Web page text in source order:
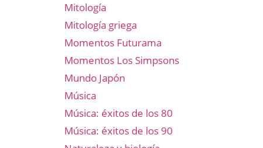
Mitología
Mitología griega
Momentos Futurama
Momentos Los Simpsons
Mundo Japón
Música
Música: éxitos de los 80
Música: éxitos de los 90